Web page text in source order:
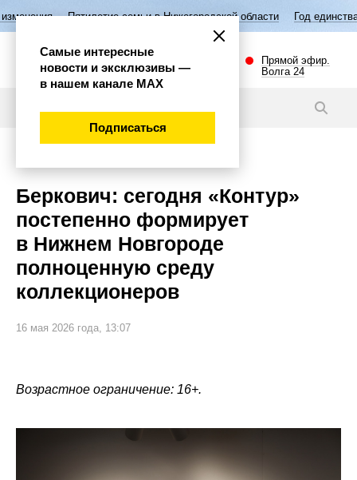
семьи в Нижегородской области Год единства народов России
Прямой эфир.
Волга 24
Беркович: сегодня «Контур»
постепенно формирует
в Нижнем Новгороде
полноценную среду
коллекционеров
16 мая 2026 года, 13:07
Возрастное ограничение: 16+.
Самые интересные
новости и эксклюзивы —
в нашем канале МАХ
Подписаться